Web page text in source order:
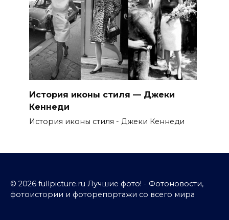
История иконы стиля — Джеки
Кеннеди
История иконы стиля - Джеки Кеннеди
© 2026 fullpicture.ru Лучшие фото! - Фотоновости,
фотоистории и фоторепортажи со всего мира